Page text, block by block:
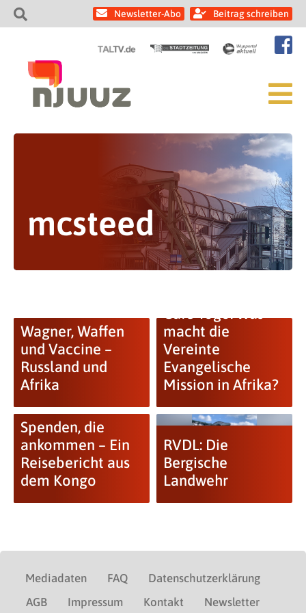
Newsletter-Abo Beitrag schreiben
mcsteed
Wagner, Waffen
und Vaccine –
Russland und
Afrika
macht die
Vereinte
Evangelische
Mission in Afrika?
Spenden, die
ankommen – Ein
Reisebericht aus
dem Kongo
RVDL: Die
Bergische
Landwehr
Mediadaten FAQ
Datenschutzerklärung
AGB
Impressum Kontakt Newsletter